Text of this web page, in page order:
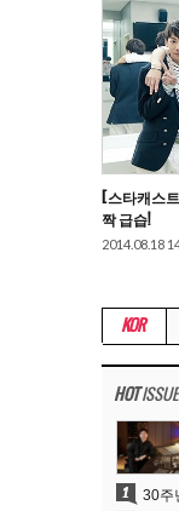
[스타캐스
짝 급습!
2014.08.18
KOR
HOTISSUE
1 30주